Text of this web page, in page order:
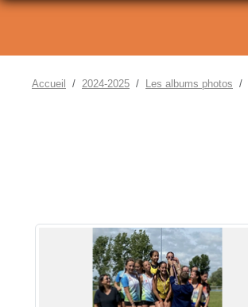
Accueil 2024-2025 Les albums photos